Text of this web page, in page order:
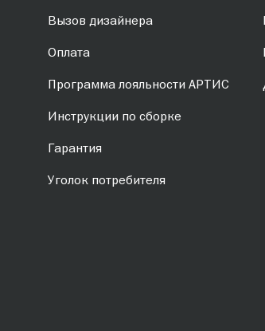
Вызов дизайнера
Оплата
Программа лояльности АРТИС
Инструкции по сборке
Гарантия
Уголок потребителя